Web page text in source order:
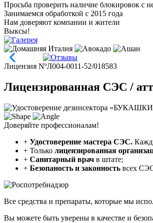
Просьба проверить наличие блокировок с
Занимаемся обработкой с 2015 года
Нам доверяют компании и жители
Выксы!
Лицензия NºЛ004-0011-52/018583
Лицензированная СЭС /
Доверяйте профессионалам!
+ Удостоверение мастера СЭС.
+ Только лицензированная
+ Санитарный врач в штате;
+ Безопаность и законность всех
Все средства и препараты, которые мы
Вы можете быть уверены в качестве и